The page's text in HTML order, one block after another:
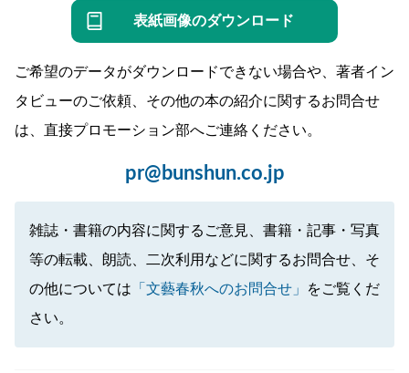
表紙画像のダウンロード
ご希望のデータがダウンロードできない場合や、著者イン
タビューのご依頼、その他の本の紹介に関するお問合せ
は、直接プロモーション部へご連絡ください。
pr@bunshun.co.jp
雑誌・書籍の内容に関するご意見、書籍・記事・写真
等の転載、朗読、二次利用などに関するお問合せ、そ
の他については 「文藝春秋へのお問合せ」
をご覧くだ
さい。